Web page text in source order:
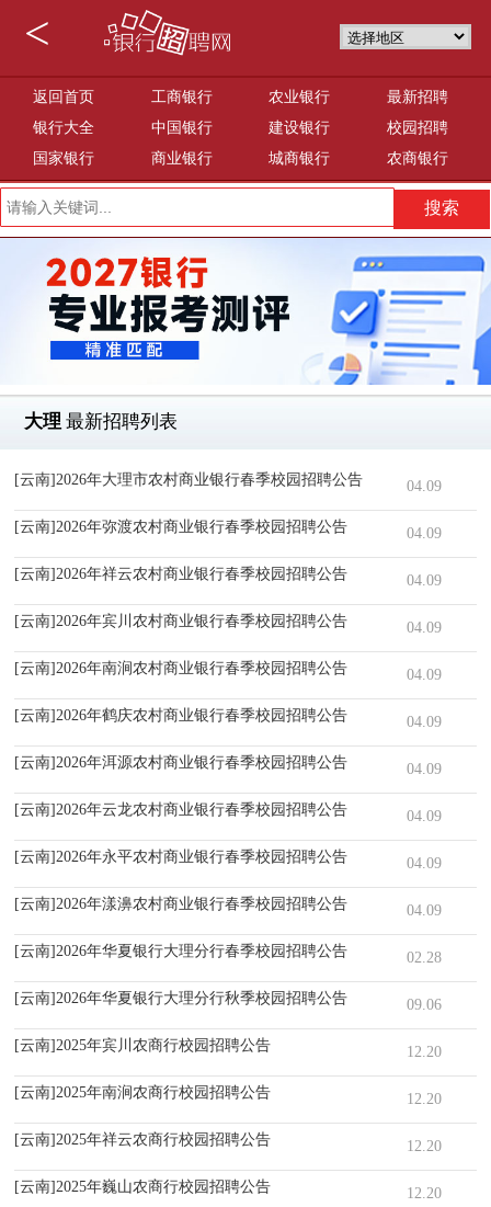
<
返回首页 工商银行 农业银行
最新招聘
银行大全
中国银行 建设银行
校园招聘
国家银行
商业银行 城商银行 农商银行
大理 最新招聘列表
[云南]2026年大理市农村商业银行春季校园招聘公告 04.09
[云南]2026年弥渡农村商业银行春季校园招聘公告 04.09
[云南]2026年祥云农村商业银行春季校园招聘公告 04.09
[云南]2026年宾川农村商业银行春季校园招聘公告 04.09
[云南]2026年南涧农村商业银行春季校园招聘公告 04.09
[云南]2026年鹤庆农村商业银行春季校园招聘公告 04.09
[云南]2026年洱源农村商业银行春季校园招聘公告 04.09
[云南]2026年云龙农村商业银行春季校园招聘公告 04.09
[云南]2026年永平农村商业银行春季校园招聘公告 04.09
[云南]2026年漾濞农村商业银行春季校园招聘公告 04.09
[云南]2026年华夏银行大理分行春季校园招聘公告 02.28
[云南]2026年华夏银行大理分行秋季校园招聘公告 09.06
[云南]2025年宾川农商行校园招聘公告 12.20
[云南]2025年南涧农商行校园招聘公告 12.20
[云南]2025年祥云农商行校园招聘公告 12.20
[云南]2025年巍山农商行校园招聘公告 12.20